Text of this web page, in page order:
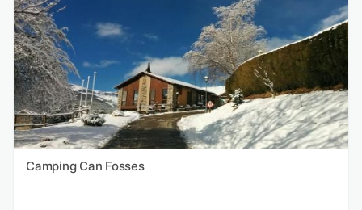
Camping Can Fosses